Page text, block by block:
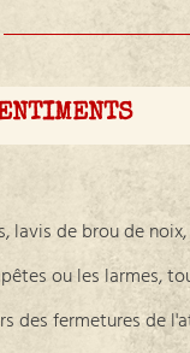
de brou de
ou les larmes,
des fermetures de